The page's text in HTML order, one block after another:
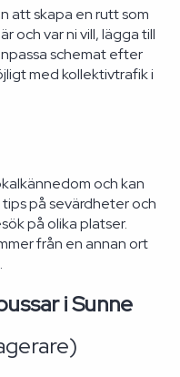
att skapa en rutt som
och var ni vill, lägga till
schemat efter
med kollektivtrafik i
och kan
på sevärdheter och
på olika platser.
från en annan ort
i Sunne